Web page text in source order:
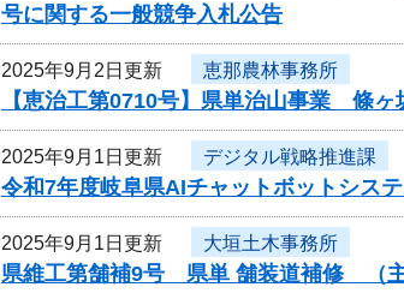
号に関する一般競争入札公告
2025年9月2日更新 恵那農林事務所
【恵治工第0710号】県単治山事業 條
2025年9月1日更新 デジタル戦略推進課
令和7年度岐阜県AIチャットボットシス
2025年9月1日更新 大垣土木事務所
県維工第舗補9号 県単 舗装道補修 （